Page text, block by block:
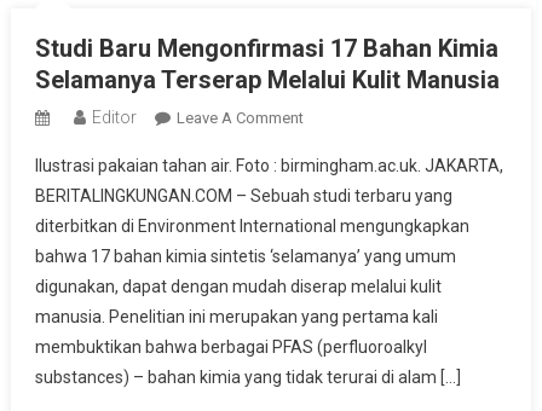
Studi Baru Mengonfirmasi 17 Bahan Kimia
Selamanya Terserap Melalui Kulit Manusia
Editor Leave A CommentOn
Baru
Mengonfirmasi
17
Bahan
Kimia
Selamanya
Terserap
Melalui
Ilustrasi pakaian tahan air. Foto : birmingham.ac.uk. JAKARTA,
BERITALINGKUNGAN.COM – Sebuah studi terbaru yang
diterbitkan di Environment International mengungkapkan
bahwa 17 bahan kimia sintetis ‘selamanya’ yang umum
digunakan, dapat dengan mudah diserap melalui kulit
manusia. Penelitian ini merupakan yang pertama kali
membuktikan bahwa berbagai PFAS (perfluoroalkyl
substances) – bahan kimia yang tidak terurai di alam […]